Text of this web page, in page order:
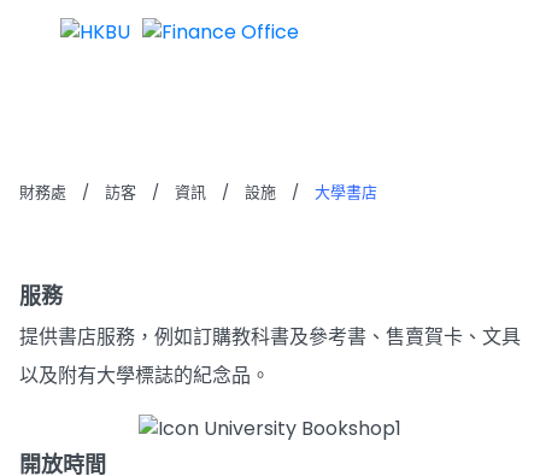
財務處 / 訪客 / 資訊 / 設施 / 大學書店
服務
提供書店服務，例如訂購教科書及參考書、售賣賀卡、文具
以及附有大學標誌的紀念品。
開放時間